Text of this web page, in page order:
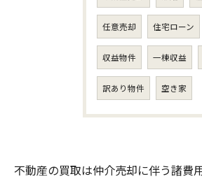
任意売却 住宅ローン
収益物件 一棟収益
訳あり物件 空き家
不動産の買取は仲介売却に伴う諸費